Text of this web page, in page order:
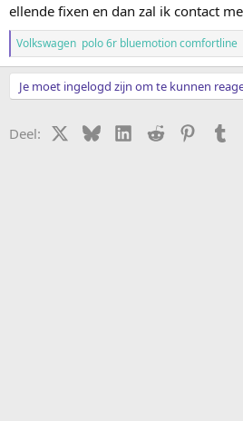
ellende fixen en dan zal ik contact
Volkswagen polo 6r bluemotion comfortline
Je moet ingelogd zijn om te kunnen
Deel: BlueskyLinkedIn
Reddit